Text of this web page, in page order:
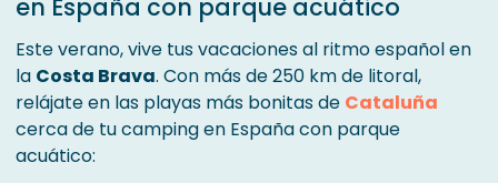
en España con parque acuático
Este verano, vive tus vacaciones al ritmo español en
la Costa Brava. Con más de 250 km de litoral,
relájate en las playas más bonitas de Cataluña
cerca de tu camping en España con parque
acuático: